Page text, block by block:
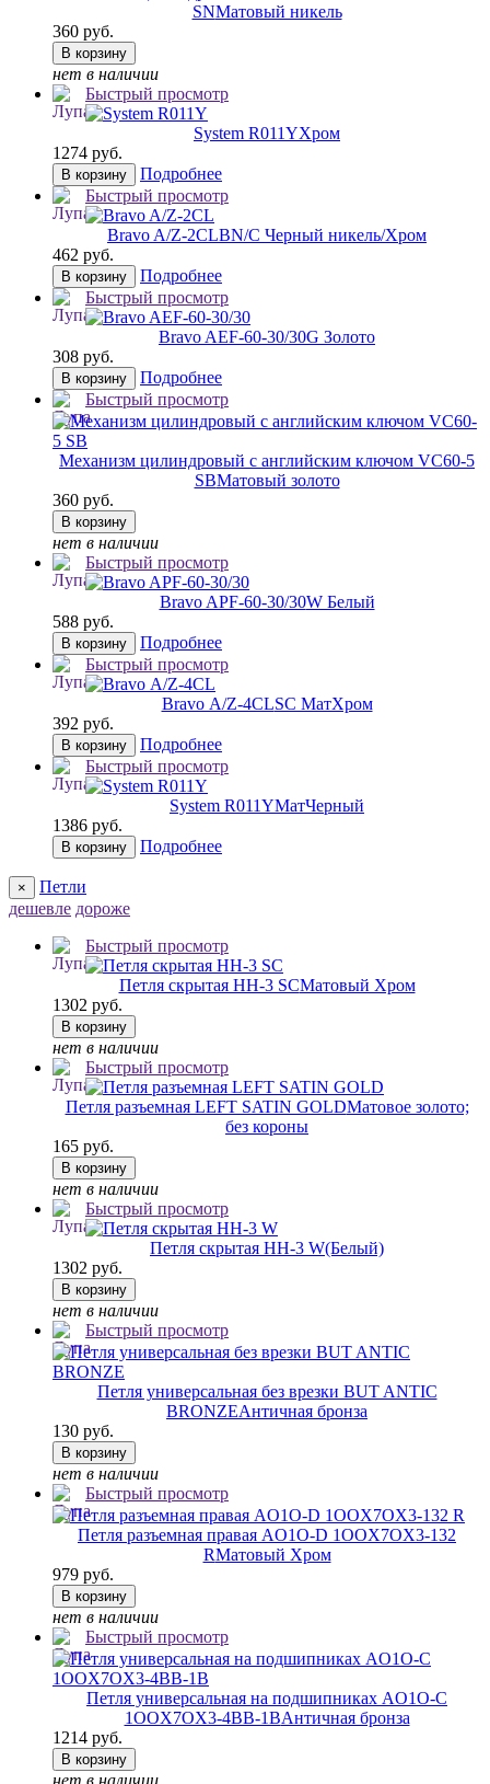
SNМатовый никель
360 руб.
В корзину
нет в наличии
Быстрый просмотр
System R011YХром
1274 руб.
В корзину
Подробнее
Быстрый просмотр
Bravo A/Z-2CLBN/C Черный никель/Хром
462 руб.
В корзину
Подробнее
Быстрый просмотр
Bravo AЕF-60-30/30G Золото
308 руб.
В корзину
Подробнее
Быстрый просмотр
Механизм цилиндровый с английским ключом VC60-5
SBМатовый золото
360 руб.
В корзину
нет в наличии
Быстрый просмотр
Bravo AРF-60-30/30W Белый
588 руб.
В корзину
Подробнее
Быстрый просмотр
Bravo А/Z-4CLSC МатХром
392 руб.
В корзину
Подробнее
Быстрый просмотр
System R011YМатЧерный
1386 руб.
В корзину Подробнее
×
Петли
дешевле дороже
Быстрый просмотр
Петля скрытая HH-3 SCМатовый Хром
1302 руб.
В корзину
нет в наличии
Быстрый просмотр
Петля разъемная LEFT SATIN GOLDМатовое золото;
без короны
165 руб.
В корзину
нет в наличии
Быстрый просмотр
Петля скрытая HH-3 W(Белый)
1302 руб.
В корзину
нет в наличии
Быстрый просмотр
Петля универсальная без врезки BUT ANTIC
BRONZEАнтичная бронза
130 руб.
В корзину
нет в наличии
Быстрый просмотр
Петля разъемная правая AO1O-D 1OOX7OX3-132
RМатовый Хром
979 руб.
В корзину
нет в наличии
Быстрый просмотр
Петля универсальная на подшипниках AO1O-C
1OOX7OX3-4BB-1BАнтичная бронза
1214 руб.
В корзину
нет в наличии